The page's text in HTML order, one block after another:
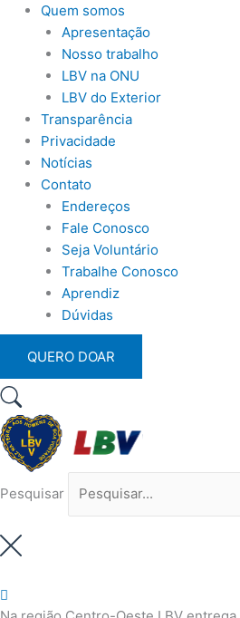
Quem somos
Apresentação
Nosso trabalho
LBV na ONU
LBV do Exterior
Transparência
Privacidade
Notícias
Contato
Endereços
Fale Conosco
Seja Voluntário
Trabalhe Conosco
Aprendiz
Dúvidas
QUERO DOAR
Pesquisar